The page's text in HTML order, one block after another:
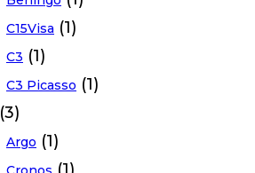
C15Visa (1)
C3 (1)
C3 Picasso (1)
(3)
Argo (1)